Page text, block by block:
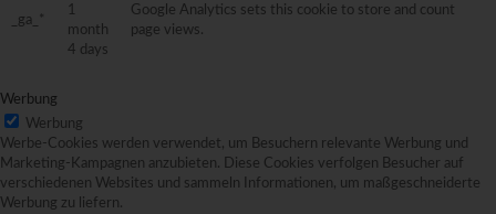
_ga_*
1
month
4 days
Google Analytics sets this cookie to store and count
page views.
Werbung
Werbung
Werbe-Cookies werden verwendet, um Besuchern relevante Werbung und
Marketing-Kampagnen anzubieten. Diese Cookies verfolgen Besucher auf
verschiedenen Websites und sammeln Informationen, um maßgeschneiderte
Werbung zu liefern.